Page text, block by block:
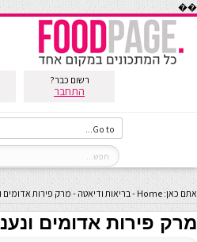
��
רשום כבר?
התחבר
אתם כאן: Home
-בריאות ודיאטה - מרק פירות אדומים
מרק פירות אדומים